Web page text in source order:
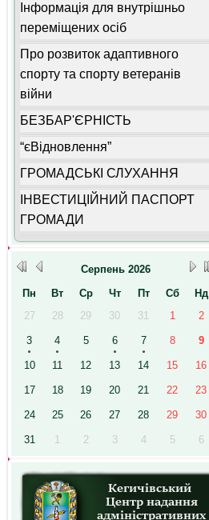
Інформація для внутрішньо
переміщених осіб
Про розвиток адаптивного
спорту та спорту ветеранів
війни
БЕЗБАР'ЄРНІСТЬ
“єВідновлення”
ГРОМАДСЬКІ СЛУХАННЯ
ІНВЕСТИЦІЙНИЙ ПАСПОРТ
ГРОМАДИ
Серпень 2026
Пн
Вт Ср Чт Пт Сб
Нд
27
28 29 30 31 1 2
3 4 5 6 7 8 9
10 11 12 13 14 15 16
17 18 19 20 21 22 23
24 25 26 27 28 29 30
31 1 2 3 4 5 6